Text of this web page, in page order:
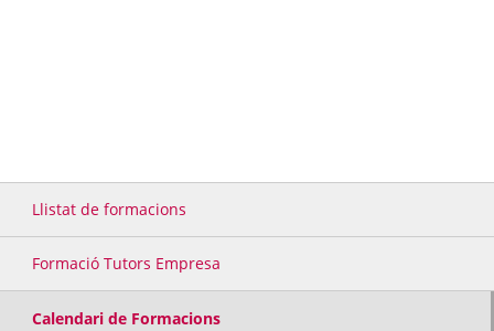
Llistat de formacions
Formació Tutors Empresa
Calendari de Formacions